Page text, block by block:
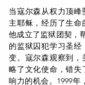
当寇尔森从权力顶峰
主耶稣，经历了生命
他成立了监狱团契，
的监狱囚犯学习圣经
变。 寇尔森观察到，
略了文化使命，错失
响力的机会。1999年